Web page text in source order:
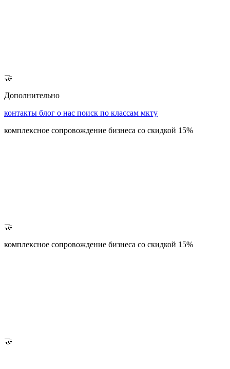
🤝
Дополнительно
контакты блог о нас поиск по классам мкту
комплексное сопровождение бизнеса со скидкой 15%
🤝
комплексное сопровождение бизнеса со скидкой 15%
🤝